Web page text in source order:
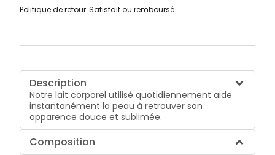
Politique de retour Satisfait ou remboursé
Description
Notre lait corporel utilisé quotidiennement aide
instantanément la peau à retrouver son
apparence douce et sublimée.
Composition